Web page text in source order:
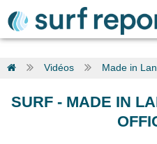
Vidéos Made in
SURF- MADE IN